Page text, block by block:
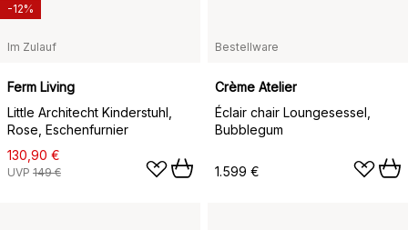
Im Zulauf
Ferm Living
Little Architecht Kinderstuhl,
Rose, Eschenfurnier
130,90 €
UVP 149 €
-12%
Bestellware
Crème Atelier
Éclair chair Loungesessel,
Bubblegum
1.599 €